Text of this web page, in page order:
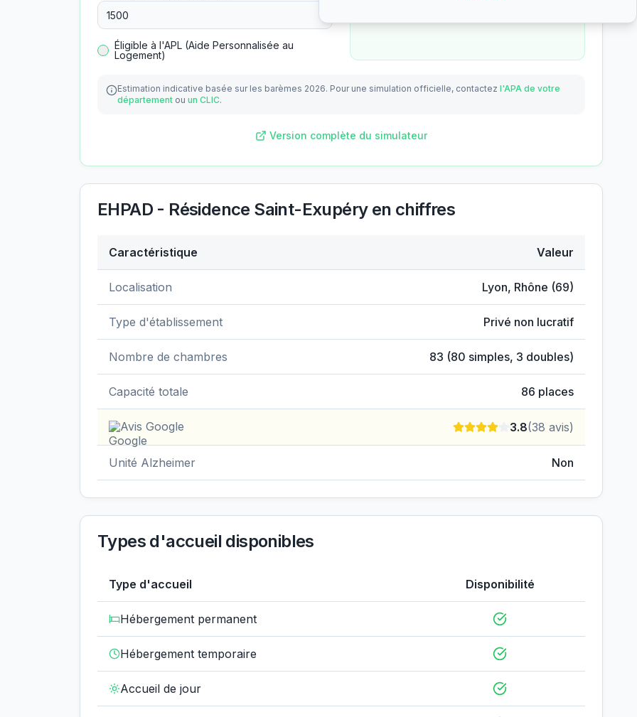
Éligible à l'APL (Aide Personnalisée au
Logement)
Estimation indicative basée sur les barèmes 2026. Pour une simulation officielle, contactez l'APA de votre
département ou un CLIC.
Version complète du simulateur
EHPAD - Résidence Saint-Exupéryen chiffres
Caractéristique Valeur
Localisation Lyon, Rhône (69)
Type d'établissement Privé non lucratif
Nombre de chambres 83 (80 simples, 3 doubles)
Capacité totale 86 places
Avis Google 3.8(38 avis)
Unité Alzheimer Non
Types d'accueil disponibles
Type d'accueil Disponibilité
Hébergement permanent
Hébergement temporaire
Accueil de jour